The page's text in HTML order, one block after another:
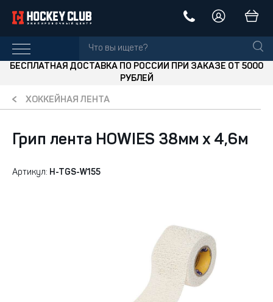
БЕСПЛАТНАЯ ДОСТАВКА ПО РОССИИ ПРИ ЗАКАЗЕ ОТ 5000
РУБЛЕЙ
ХОККЕЙНАЯ ЛЕНТА
Грип лента HOWIES 38мм х 4,6м
Артикул: H-TGS-W155